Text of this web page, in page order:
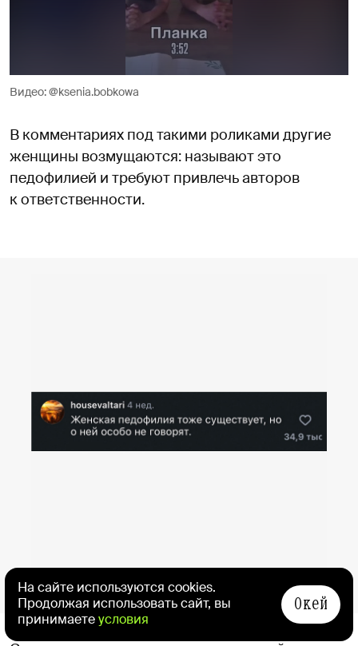
Видео: @ksenia.bobkowa
В комментариях под такими роликами другие
женщины возмущаются: называют это
педофилией и требуют привлечь авторов
к ответственности.
1/4
На сайте используются cookies.
Продолжая использовать сайт, вы
принимаетеусловия
Окей